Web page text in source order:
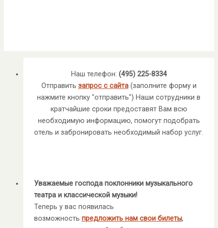
Наш телефон: (495) 225-8334
Отправить запрос с сайта(заполните форму и
нажмите кнопку "отправить") Наши сотрудники в
кратчайшие сроки предоставят Вам всю
необходимую информацию, помогут подобрать
отель и забронировать необходимый набор услуг.
Уважаемые господа поклонники музыкального
театра и классической музыки!
Теперь у вас появилась
возможность предложить нам свои билеты,